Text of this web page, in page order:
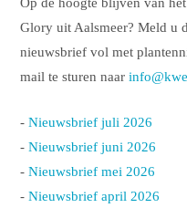
Op de hoogte blijven van
Glory uit Aalsmeer? Meld u
nieuwsbrief vol met
mail te sturen naar
-Nieuwsbrief juli 2026
-Nieuwsbrief juni 2026
-Nieuwsbrief mei 2026
-Nieuwsbrief april 2026